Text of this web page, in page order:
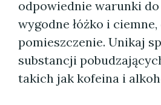
odpowiednie warunki
wygodne łóżko i
pomieszczenie. Unikaj
substancji
takich jak kofeina i